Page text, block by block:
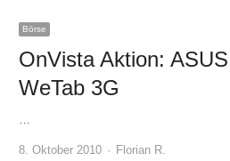
Börse
OnVista Aktion:
WeTab 3G
…
8. Oktober 2010 Author
Florian R.